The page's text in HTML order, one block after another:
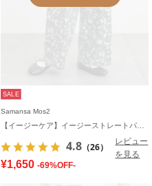
SALE
Samansa Mos2
4.8 （26）
レビュー
を見る
¥1,650 -69%OFF-